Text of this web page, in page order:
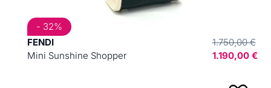
FENDI
Mini Sunshine Shopper
1.750,00 €
1.190,00 €
- 32%